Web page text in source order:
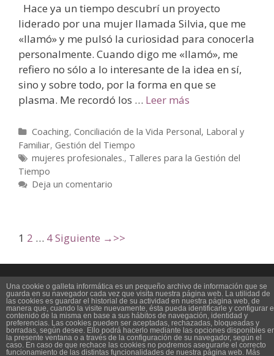
Hace ya un tiempo descubrí un proyecto
liderado por una mujer llamada Silvia, que me
«llamó» y me pulsó la curiosidad para conocerla
personalmente. Cuando digo me «llamó», me
refiero no sólo a lo interesante de la idea en sí,
sino y sobre todo, por la forma en que se
plasma. Me recordó los … Leer más
Coaching, Conciliación de la Vida Personal, Laboral y
Familiar, Gestión del Tiempo
mujeres profesionales., Talleres para la Gestión del
Tiempo
Deja un comentario
1 2 … 4Siguiente →
Política de Privacidad
Política de Cookies
Sus datos seguros
Una cookie o galleta informática es un pequeño archivo de información que se
guarda en su navegador cada vez que visita nuestra página web. La utilidad de
las cookies es guardar el historial de su actividad en nuestra página web, de
manera que, cuando la visite nuevamente, ésta pueda identificarle y configurar
contenido de la misma en base a sus hábitos de navegación, identidad y
preferencias. Las cookies pueden ser aceptadas, rechazadas, bloqueadas y
borradas, según desee. Ello podrá hacerlo mediante las opciones disponibles
la presente ventana o a través de la configuración de su navegador, según el
caso. En caso de que rechace las cookies no podremos asegurarle el correcto
funcionamiento de las distintas funcionalidades de nuestra página web. Más